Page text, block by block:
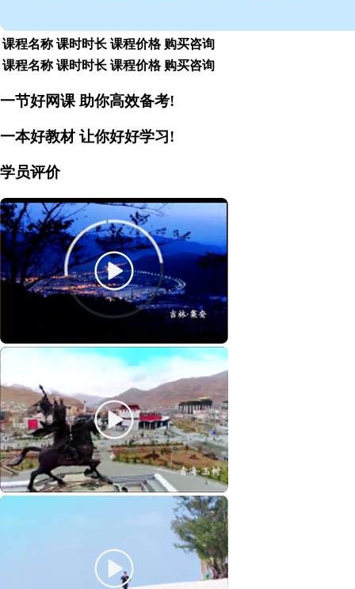
课程名称 课时时长 课程价格 购买咨询
课程名称 课时时长 课程价格 购买咨询
一节好网课 助你高效备考!
一本好教材让你好好学习!
学员评价